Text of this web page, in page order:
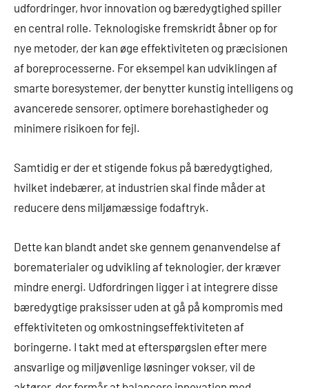
udfordringer, hvor innovation og bæredygtighed spiller
en central rolle. Teknologiske fremskridt åbner op for
nye metoder, der kan øge effektiviteten og præcisionen
af boreprocesserne. For eksempel kan udviklingen af
smarte boresystemer, der benytter kunstig intelligens og
avancerede sensorer, optimere borehastigheder og
minimere risikoen for fejl.
Samtidig er der et stigende fokus på bæredygtighed,
hvilket indebærer, at industrien skal finde måder at
reducere dens miljømæssige fodaftryk.
Dette kan blandt andet ske gennem genanvendelse af
borematerialer og udvikling af teknologier, der kræver
mindre energi. Udfordringen ligger i at integrere disse
bæredygtige praksisser uden at gå på kompromis med
effektiviteten og omkostningseffektiviteten af
boringerne. I takt med at efterspørgslen efter mere
ansvarlige og miljøvenlige løsninger vokser, vil de